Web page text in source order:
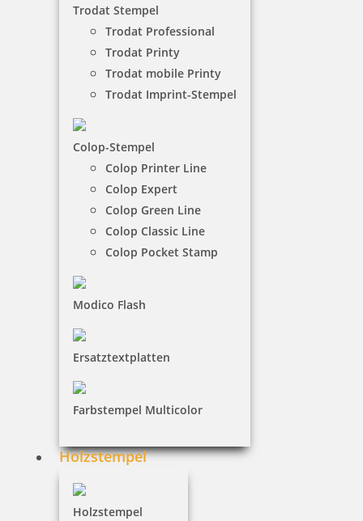
Trodat Stempel
Trodat Professional
Trodat Printy
Trodat mobile Printy
Trodat Imprint-Stempel
Colop-Stempel
Colop Printer Line
Colop Expert
Colop Green Line
Colop Classic Line
Colop Pocket Stamp
Modico Flash
Ersatztextplatten
Farbstempel Multicolor
Holzstempel
Holzstempel
wunderschönen Farben zur Auswahl.
€+
45 Artikel in der Kategorie
Colop WOODIES Stempelkissen Gelbtöne
inkl. 19 % Mwst.